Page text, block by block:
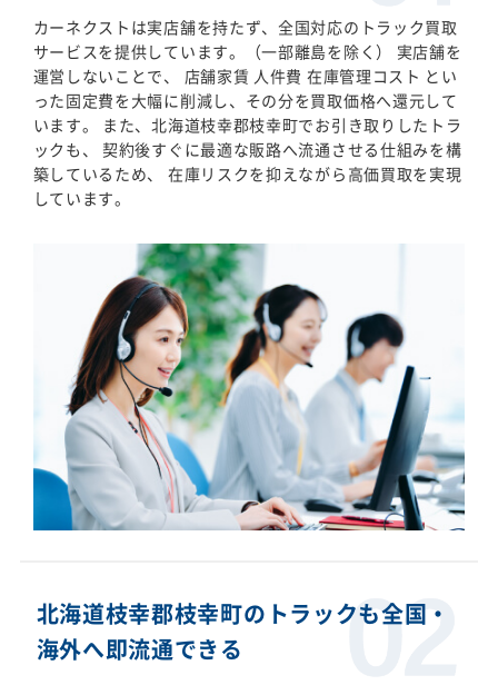
カーネクストは実店舗を持たず、全国対応のトラック買取
サービスを提供しています。（一部離島を除く） 実店舗を
運営しないことで、 店舗家賃 人件費 在庫管理コスト とい
った固定費を大幅に削減し、その分を買取価格へ還元して
います。 また、北海道枝幸郡枝幸町でお引き取りしたトラ
ックも、 契約後すぐに最適な販路へ流通させる仕組みを構
築しているため、 在庫リスクを抑えながら高価買取を実現
しています。
北海道枝幸郡枝幸町のトラックも全国・
海外へ即流通できる